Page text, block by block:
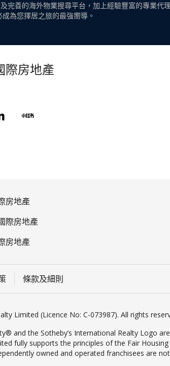
完善的海外物業搜尋平台，加上經驗豐富的專業
為您擇居之旅的最強嚮導。
際房地產
房地產
際房地產
房地產
條款及細則
Limited (Licence No: C-073987). All rights
and the Sotheby’s International Realty Logo
fully supports the principles of the Fair
owned and operated franchisees are